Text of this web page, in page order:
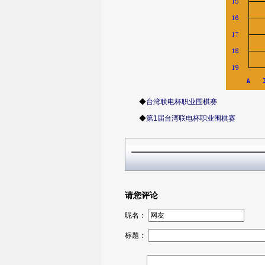
◆台湾联电杯职业围棋赛
◆第1届台湾联电杯职业围棋赛
请您评论
昵名：
标题：